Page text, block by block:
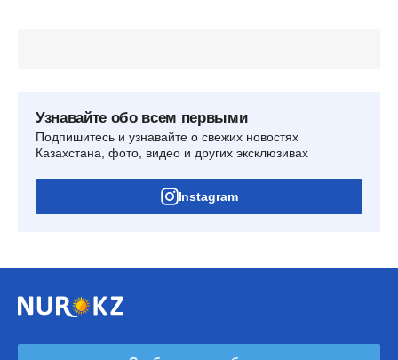
Узнавайте обо всем первыми
Подпишитесь и узнавайте о свежих новостях
Казахстана, фото, видео и других эксклюзивах
Instagram